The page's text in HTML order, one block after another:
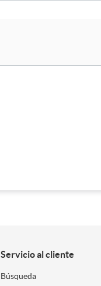
Servicio al cliente
Búsqueda